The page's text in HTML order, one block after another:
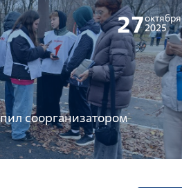
27октября
2025
соорганизатором